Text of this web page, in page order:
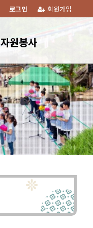
회원가입
로그인
자원봉사